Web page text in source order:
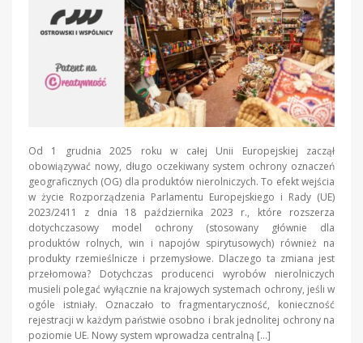
Od 1 grudnia 2025 roku w całej Unii Europejskiej zaczął
obowiązywać nowy, długo oczekiwany system ochrony oznaczeń
geograficznych (OG) dla produktów nierolniczych. To efekt wejścia
w życie Rozporządzenia Parlamentu Europejskiego i Rady (UE)
2023/2411 z dnia 18 października 2023 r., które rozszerza
dotychczasowy model ochrony (stosowany głównie dla
produktów rolnych, win i napojów spirytusowych) również na
produkty rzemieślnicze i przemysłowe. Dlaczego ta zmiana jest
przełomowa? Dotychczas producenci wyrobów nierolniczych
musieli polegać wyłącznie na krajowych systemach ochrony, jeśli w
ogóle istniały. Oznaczało to fragmentaryczność, konieczność
rejestracji w każdym państwie osobno i brak jednolitej ochrony na
poziomie UE. Nowy system wprowadza centralną […]